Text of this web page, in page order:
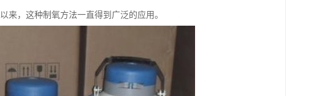
来，这种制氧方法一直得到广泛的应用。